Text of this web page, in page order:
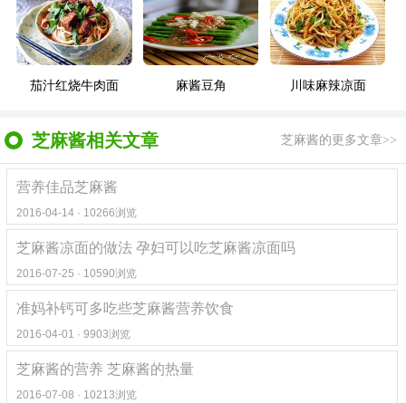
茄汁红烧牛肉面 麻酱豆角 川味麻辣凉面
芝麻酱相关文章 芝麻酱的更多文章>>
营养佳品芝麻酱
2016-04-14 · 10266浏览
芝麻酱凉面的做法 孕妇可以吃芝麻酱凉面吗
2016-07-25 · 10590浏览
准妈补钙可多吃些芝麻酱营养饮食
2016-04-01 · 9903浏览
芝麻酱的营养 芝麻酱的热量
2016-07-08 · 10213浏览